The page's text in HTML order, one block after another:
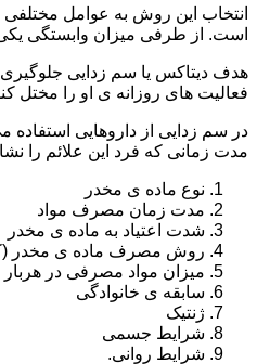
انتخاب این روش به عوامل مختلفی
است. از طرفی میزان وابستگی
هدف دیتاکس یا سم زدایی جلوگیری
فعالیت های روزانه ی او را مختل
در سم زدایی از داروهایی
مدت زمانی که فرد این علائم را
نوع ماده ی مخدر
مدت زمان مصرف مواد
شدت اعتیاد به ماده ی مخدر
روش مصرف ماده ی مخدر
میزان مواد مصرفی در هربار
سابقه ی خانوادگی
ژنتیک
شرایط جسمی
شرایط روانی.